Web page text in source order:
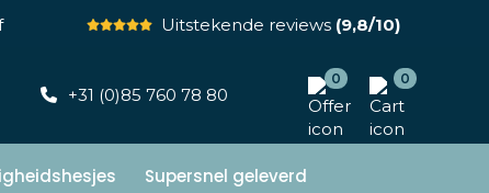
Uitstekende reviews(9,8/10)
+31 (0)85 760 78 80
0 0
Supersnel geleverd